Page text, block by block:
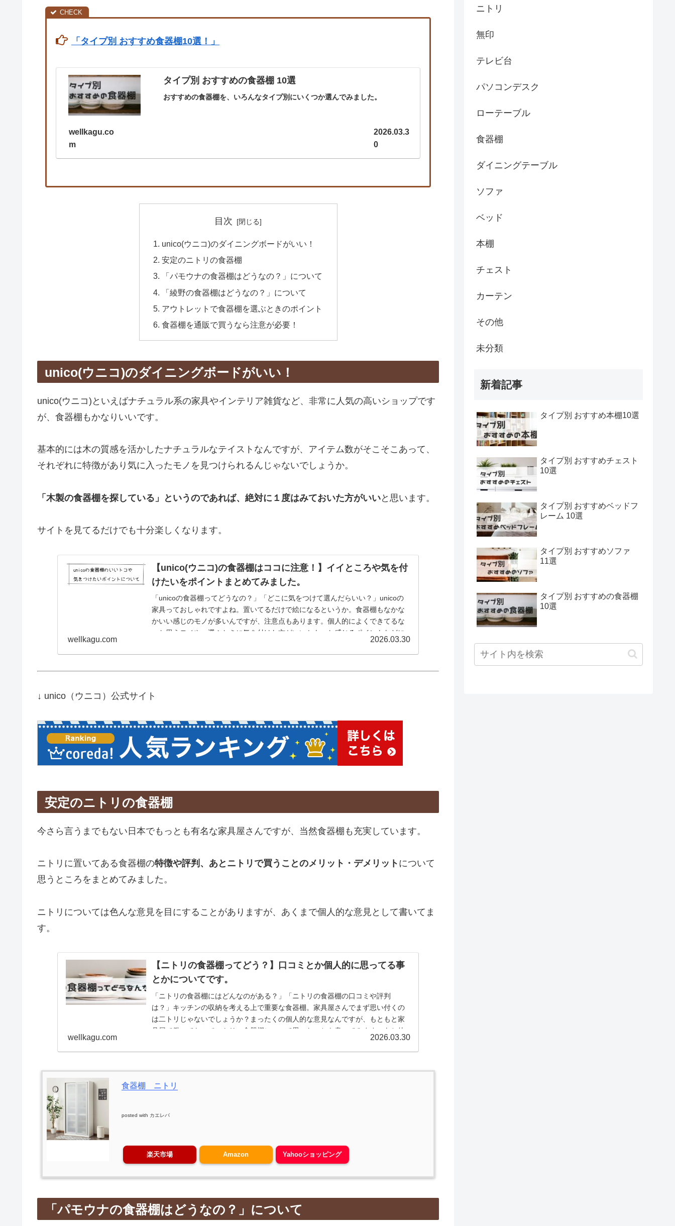
「タイプ別 おすすめ食器棚10選！」
タイプ別 おすすめの食器棚 10選
おすすめの食器棚を、いろんなタイプ別にいくつか選んでみました。
wellkagu.co
m
2026.03.3
0
目次
unico(ウニコ)のダイニングボードがいい！
安定のニトリの食器棚
「パモウナの食器棚はどうなの？」について
「綾野の食器棚はどうなの？」について
アウトレットで食器棚を選ぶときのポイント
食器棚を通販で買うなら注意が必要！
unico(ウニコ)のダイニングボードがいい！
unico(ウニコ)といえばナチュラル系の家具やインテリア雑貨など、非常に人気の高いショップです
が、食器棚もかなりいいです。
基本的には木の質感を活かしたナチュラルなテイストなんですが、アイテム数がそこそこあって、
それぞれに特徴があり気に入ったモノを見つけられるんじゃないでしょうか。
「木製の食器棚を探している」というのであれば、絶対に１度はみておいた方がいいと思います。
サイトを見てるだけでも十分楽しくなります。
【unico(ウニコ)の食器棚はココに注意！】イイところや気を付
けたいをポイントまとめてみました。
「unicoの食器棚ってどうなの？」「どこに気をつけて選んだらいい？」unicoの
家具っておしゃれですよね。置いてるだけで絵になるというか。食器棚もなかな
かいい感じのモノが多いんですが、注意点もあります。個人的によくできてるな
ぁと思うモノや、選ぶときに気を付けた方がいいかも、と感じるポイントなどに
wellkagu.com 2026.03.30
↓ unico（ウニコ）公式サイト
安定のニトリの食器棚
今さら言うまでもない日本でもっとも有名な家具屋さんですが、当然食器棚も充実しています。
ニトリに置いてある食器棚の特徴や評判、あとニトリで買うことのメリット・デメリット について
思うところをまとめてみました。
ニトリについては色んな意見を目にすることがありますが、あくまで個人的な意見として書いてま
す。
【ニトリの食器棚ってどう？】口コミとか個人的に思ってる事
とかについてです。
「ニトリの食器棚にはどんなのがある？」「ニトリの食器棚の口コミや評判
は？」キッチンの収納を考える上で重要な食器棚。家具屋さんでまず思い付くの
は二トリじゃないでしょうか？まったくの個人的な意見なんですが、もともと家
具屋で働いてたのでニトリの食器棚について思ったことを書いてみます。あと他
wellkagu.com 2026.03.30
食器棚 ニトリ
posted with カエレバ
楽天市場 Amazon Yahooショッピング
「パモウナの食器棚はどうなの？」について
ニトリ
無印
テレビ台
パソコンデスク
ローテーブル
食器棚
ダイニングテーブル
ソファ
ベッド
本棚
チェスト
カーテン
その他
未分類
新着記事
タイプ別 おすすめ本棚10選
タイプ別 おすすめチェスト
10選
タイプ別 おすすめベッドフ
レーム 10選
タイプ別 おすすめソファ
11選
タイプ別 おすすめの食器棚
10選